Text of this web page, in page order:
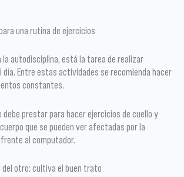
una rutina de ejercicios
la autodisciplina, está la tarea de realizar
Entre estas actividades se recomienda hacer
constantes.
debe prestar para hacer ejercicios de cuello y
que se pueden ver afectadas por la
al computador.
del otro: cultiva el buen trato